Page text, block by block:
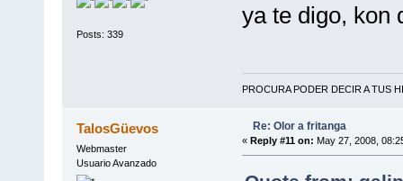
Posts: 339
ya te digo, kon
PROCURA PODER DECIR A TUS
TalosGüevos
Webmaster
Usuario Avanzado
Re: Olor a fritanga
« Reply #11 on: May 27, 2008,